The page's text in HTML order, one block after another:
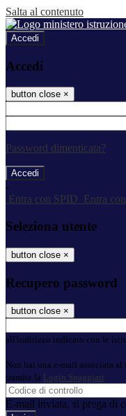
Salta al contenuto
Accedi
Accedi
button close ×
Password dimenticata?
-
Entra con SPID
Entra
Seleziona utente
button close ×
Recupero password
button close ×
all'indirizzo indicato con le
Non hai una e-mail associata
tramite la Login Spaggiari
E-mail inviata, si prega di